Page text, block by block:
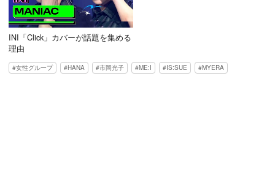
INI「Click」カバーが話題を集める
理由
女性グループ HANA 市岡光子 ME:I IS:SUE MYERA